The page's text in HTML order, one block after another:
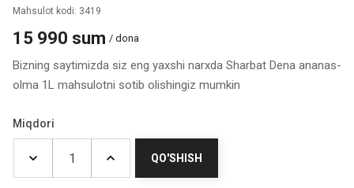
Mahsulot kodi: 3419
15 990 sum / dona
Bizning saytimizda siz eng yaxshi narxda Sharbat Dena ananas-
olma 1L mahsulotni sotib olishingiz mumkin
Miqdori
QO'SHISH